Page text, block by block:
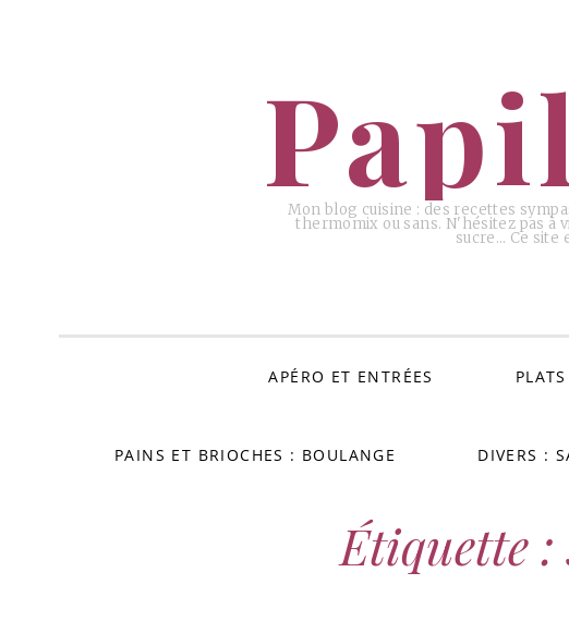
Mon blog cuisine : des recettes
thermomix ou sans. N'hésitez pas à
sucre… Ce
APÉRO ET ENTRÉES
PAINS ET BRIOCHES : BOULANGE DIVERS :
Étiquette :